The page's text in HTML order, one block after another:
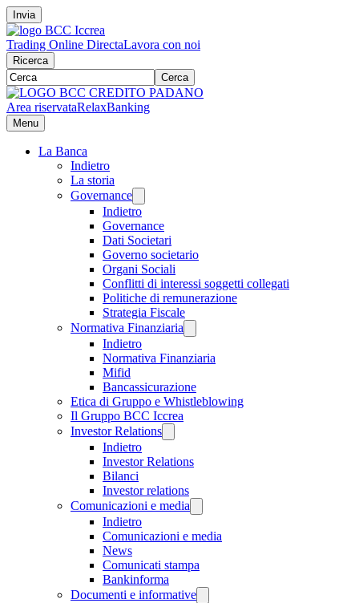
Invia
Trading Online DirectaLavora con noi
Ricerca
Cerca
Area riservataRelaxBanking
Menu
La Banca
Indietro
La storia
Governance
Indietro
Governance
Dati Societari
Governo societario
Organi Sociali
Conflitti di interessi soggetti collegati
Politiche di remunerazione
Strategia Fiscale
Normativa Finanziaria
Indietro
Normativa Finanziaria
Mifid
Bancassicurazione
Etica di Gruppo e Whistleblowing
Il Gruppo BCC Iccrea
Investor Relations
Indietro
Investor Relations
Bilanci
Investor relations
Comunicazioni e media
Indietro
Comunicazioni e media
News
Comunicati stampa
Bankinforma
Documenti e informative